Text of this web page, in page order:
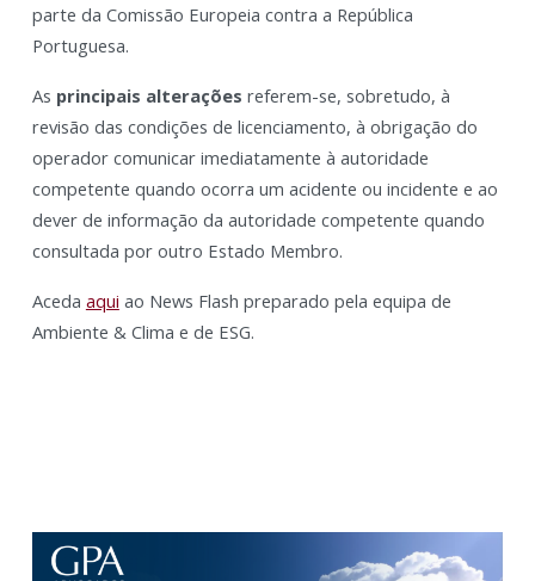
parte da Comissão Europeia contra a República
Portuguesa.
As principais alterações referem-se, sobretudo, à
revisão das condições de licenciamento, à obrigação do
operador comunicar imediatamente à autoridade
competente quando ocorra um acidente ou incidente e ao
dever de informação da autoridade competente quando
consultada por outro Estado Membro.
Aceda aqui ao News Flash preparado pela equipa de
Ambiente & Clima e de ESG.